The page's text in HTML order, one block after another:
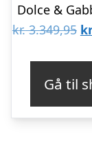
kr.3.349,95
Gå til